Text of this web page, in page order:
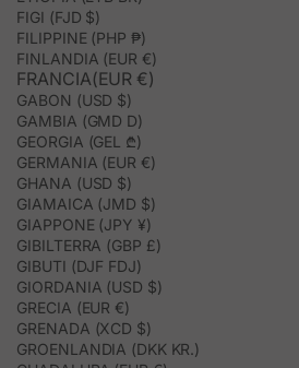
FIGI (FJD $)
FILIPPINE (PHP ₱)
FINLANDIA (EUR €)
FRANCIA(EUR €)
GABON (USD $)
GAMBIA (GMD D)
GEORGIA (GEL ₾)
GERMANIA (EUR €)
GHANA (USD $)
GIAMAICA (JMD $)
GIAPPONE (JPY ¥)
GIBILTERRA (GBP £)
GIBUTI (DJF FDJ)
GIORDANIA (USD $)
GRECIA (EUR €)
GRENADA (XCD $)
GROENLANDIA (DKK KR.)